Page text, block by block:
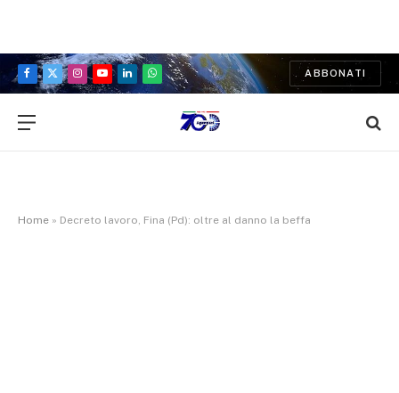
Facebook
X
Instagram
YouTubeLinkedInWhatsApp
ABBONATI
Home » Decreto lavoro, Fina (Pd): oltre al danno la beffa